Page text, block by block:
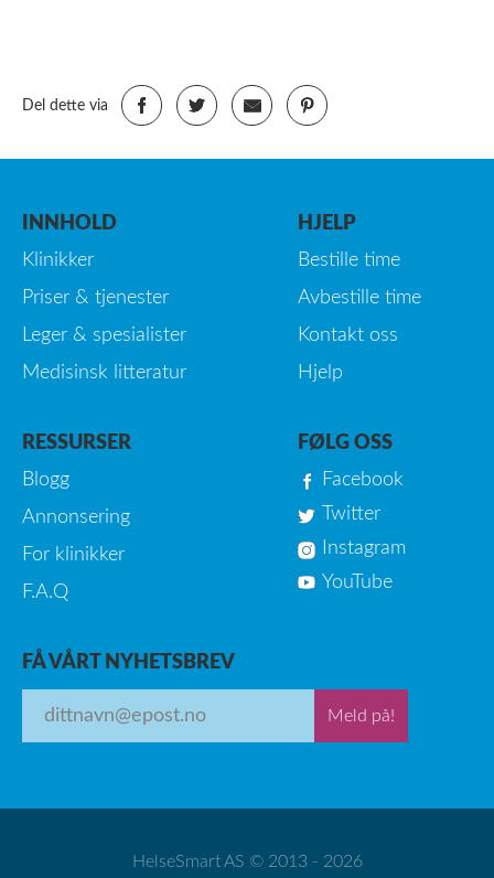
Del dette via
INNHOLD
Klinikker
Priser & tjenester
Leger & spesialister
Medisinsk litteratur
HJELP
Bestille time
Avbestille time
Kontakt oss
Hjelp
RESSURSER
Blogg
Annonsering
For klinikker
F.A.Q
FØLG OSS
Facebook
Twitter
Instagram
YouTube
FÅ VÅRT NYHETSBREV
Meld på!
HelseSmart AS © 2013 - 2026